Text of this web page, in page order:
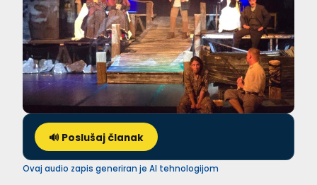
🔊 Poslušaj članak
Ovaj audio zapis generiran je AI tehnologijom